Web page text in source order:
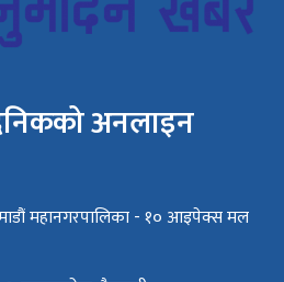
अनलाइन
महानगरपालिका - १० आइपेक्स मल